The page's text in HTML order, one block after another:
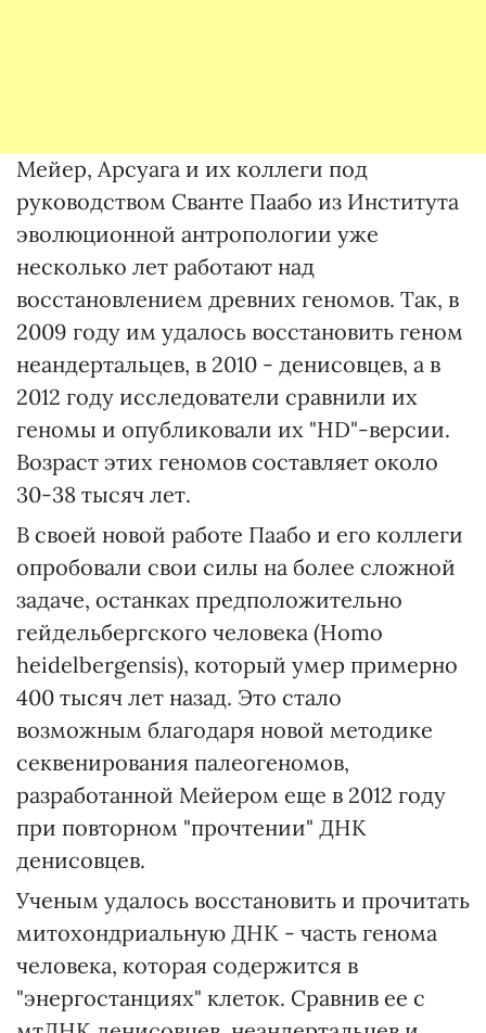
Мейер, Арсуага и их коллеги под
руководством Сванте Паабо из Института
эволюционной антропологии уже
несколько лет работают над
восстановлением древних геномов. Так, в
2009 году им удалось восстановить геном
неандертальцев, в 2010 - денисовцев, а в
2012 году исследователи сравнили их
геномы и опубликовали их "HD"-версии.
Возраст этих геномов составляет около
30-38 тысяч лет.
В своей новой работе Паабо и его коллеги
опробовали свои силы на более сложной
задаче, останках предположительно
гейдельбергского человека (Homo
heidelbergensis), который умер примерно
400 тысяч лет назад. Это стало
возможным благодаря новой методике
секвенирования палеогеномов,
разработанной Мейером еще в 2012 году
при повторном "прочтении" ДНК
денисовцев.
Ученым удалось восстановить и прочитать
митохондриальную ДНК - часть генома
человека, которая содержится в
"энергостанциях" клеток. Сравнив ее с